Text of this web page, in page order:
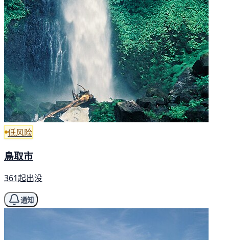
低风险
鳥取市
361起出没
通知